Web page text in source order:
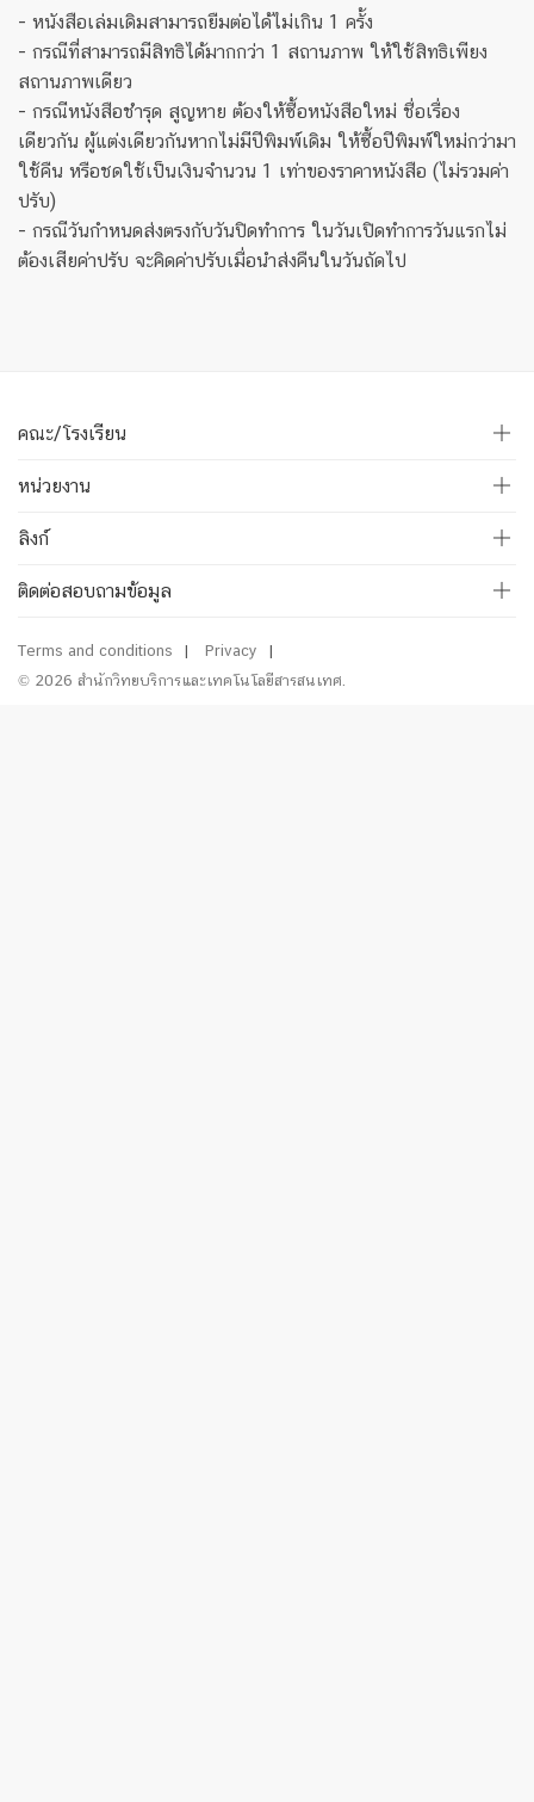
- หนังสือเล่มเดิมสามารถยืมต่อได้ไม่เกิน 1 ครั้ง
- กรณีที่สามารถมีสิทธิได้มากกว่า 1 สถานภาพ ให้ใช้สิทธิเพียง
สถานภาพเดียว
- กรณีหนังสือชำรุด สูญหาย ต้องให้ซื้อหนังสือใหม่ ชื่อเรื่อง
เดียวกัน ผู้แต่งเดียวกันหากไม่มีปีพิมพ์เดิม ให้ซื้อปีพิมพ์ใหม่กว่ามา
ใช้คืน หรือชดใช้เป็นเงินจำนวน 1 เท่าของราคาหนังสือ (ไม่รวมค่า
ปรับ)
- กรณีวันกำหนดส่งตรงกับวันปิดทำการ ในวันเปิดทำการวันแรกไม่
ต้องเสียค่าปรับ จะคิดค่าปรับเมื่อนำส่งคืนในวันถัดไป
คณะ/โรงเรียน
หน่วยงาน
ลิงก์
ติดต่อสอบถามข้อมูล
Terms and conditions
Privacy
© 2026 สำนักวิทยบริการและเทคโนโลยีสารสนเทศ.